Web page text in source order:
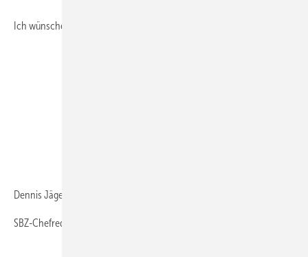
Ich wünsche Ihnen allseits gute Geschäfte
Dennis Jäger
SBZ-Chefredakteur